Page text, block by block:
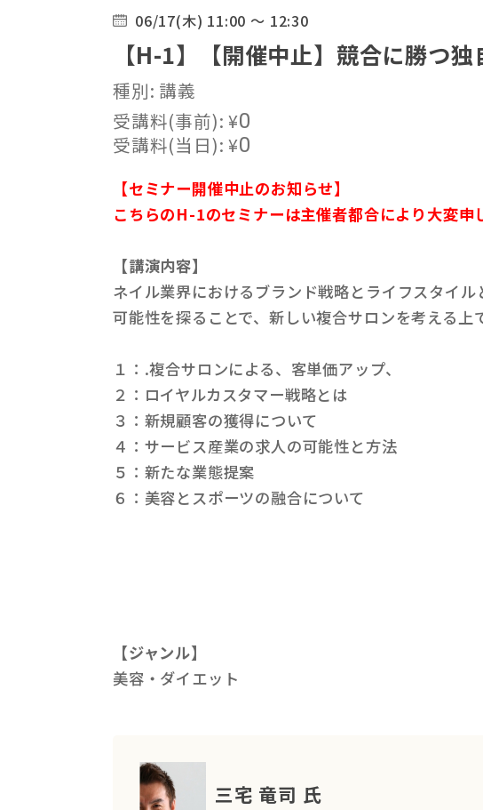
06/17(木) 11:00 ～ 12:30
【H-1】【開催中止】競合に勝つ
種別: 講義
受講料(事前):¥0
受講料(当日):¥0
【セミナー開催中止のお知らせ】
こちらのH-1のセミナーは主催者都合により大変申
【講演内容】
ネイル業界におけるブランド戦略とライフスタイ
可能性を探ることで、新しい複合サロンを考える上
１：.複合サロンによる、客単価アップ、
２：ロイヤルカスタマー戦略とは
３：新規顧客の獲得について
４：サービス産業の求人の可能性と方法
５：新たな業態提案
６：美容とスポーツの融合について
【ジャンル】
美容・ダイエット
三宅 竜司 氏